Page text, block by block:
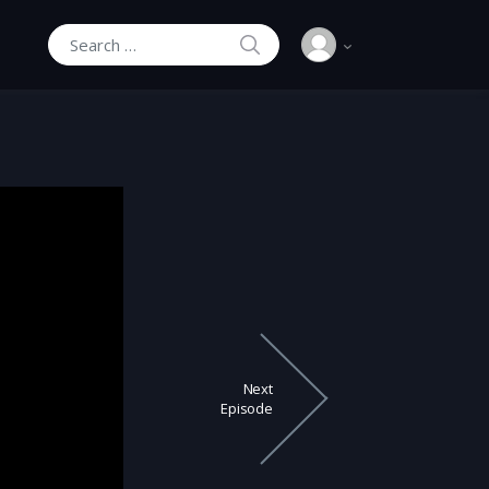
Search for:
SEARCH
Next
Episode